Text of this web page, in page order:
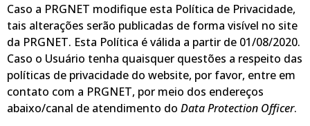
Caso a PRGNET modifique esta Política de Privacidade,
tais alterações serão publicadas de forma visível no site
da PRGNET. Esta Política é válida a partir de 01/08/2020.
Caso o Usuário tenha quaisquer questões a respeito das
políticas de privacidade do website, por favor, entre em
contato com a PRGNET, por meio dos endereços
abaixo/canal de atendimento do Data Protection Officer.